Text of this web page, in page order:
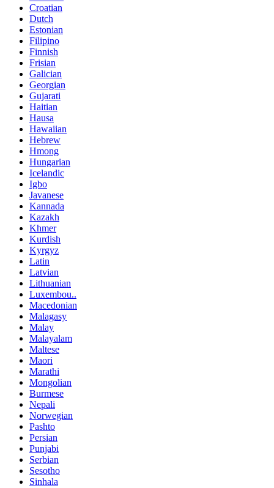
Croatian
Dutch
Estonian
Filipino
Finnish
Frisian
Galician
Georgian
Gujarati
Haitian
Hausa
Hawaiian
Hebrew
Hmong
Hungarian
Icelandic
Igbo
Javanese
Kannada
Kazakh
Khmer
Kurdish
Kyrgyz
Latin
Latvian
Lithuanian
Luxembou..
Macedonian
Malagasy
Malay
Malayalam
Maltese
Maori
Marathi
Mongolian
Burmese
Nepali
Norwegian
Pashto
Persian
Punjabi
Serbian
Sesotho
Sinhala